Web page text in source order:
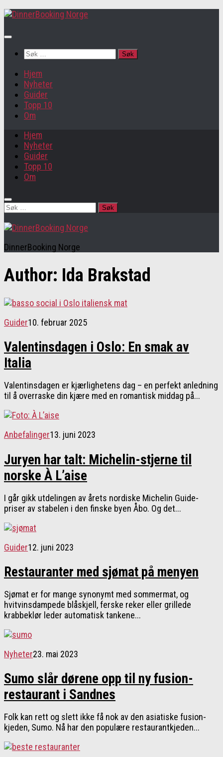
Søk
Hjem
Nyheter
Guider
Topp 10
Om
Hjem
Nyheter
Guider
Topp 10
Om
Søk
DinnerBooking Norge
Author: Ida Brakstad
Guider10. februar 2025
Valentinsdagen i Oslo: En smak av
Italia
Valentinsdagen er kjærlighetens dag – en perfekt anledning
til å overraske din kjære med en romantisk middag på...
Anbefalinger13. juni 2023
Juryen har talt: Michelin-stjerne til
norske À L’aise
I går gikk utdelingen av årets nordiske Michelin Guide-
priser av stabelen i den finske byen Åbo. Og det...
Guider12. juni 2023
Restauranter med sjømat på menyen
Sjømat er for mange synonymt med sommermat, og
hvitvinsdampede blåskjell, ferske reker eller grillede
krabbeklør leder automatisk tankene...
Nyheter23. mai 2023
Sumo slår dørene opp til ny fusion-
restaurant i Sandnes
Folk kan rett og slett ikke få nok av den asiatiske fusion-
kjeden, Sumo. Nå har den populære restaurantkjeden...